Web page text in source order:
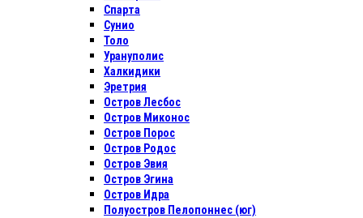
Спарта
Сунио
Толо
Урануполис
Халкидики
Эретрия
Остров Лесбос
Остров Миконос
Остров Порос
Остров Родос
Остров Эвия
Остров Эгина
Остров Идра
Полуостров Пелопоннес (юг)